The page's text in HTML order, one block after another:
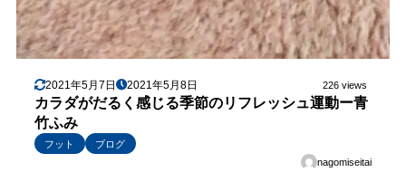
2021年5月7日 2021年5月8日 226 views
カラダがだるく感じる季節のリフレッシュ運動ー青
竹ふみ
フット
ブログ
nagomiseitai